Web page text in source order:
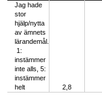
Jag hade
stor
hjälp/nytta
av ämnets
lärandemål.
1:
instämmer
inte alls, 5:
instämmer
helt
2,8